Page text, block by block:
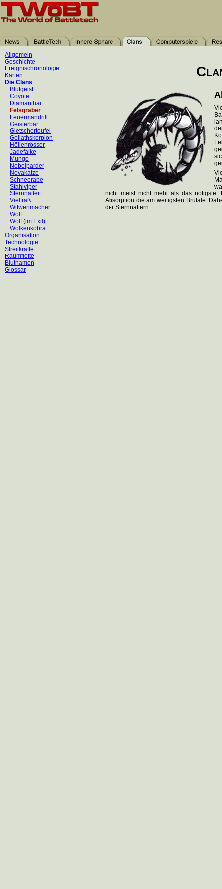
Allgemein
Geschichte
Ereignischronologie
Karten
Die Clans
Blutgeist
Coyote
Diamanthai
Felsgräber
Feuermandrill
Geisterbär
Gletscherteufel
Goliathskorpion
Höllenrösser
Jadefalke
Mungo
Nebelparder
Novakatze
Schneerabe
Stahlviper
Sternnatter
Vielfraß
Witwenmacher
Wolf
Wolf (im Exil)
Wolkenkobra
Organisation
Technologie
Streitkräfte
Raumflotte
Blutnamen
Glossar
nicht meist nicht mehr als das nötigste.
Absorption die am wenigsten Brutale.
der Sternnattern.